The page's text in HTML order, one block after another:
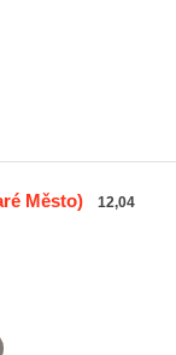
Město)
12,04